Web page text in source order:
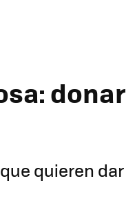
donar
quieren dar